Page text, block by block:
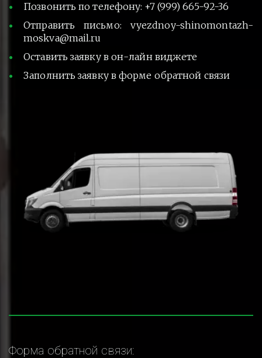
Позвонить по телефону: +7 (999) 665-92-36
Отправить письмо: vyezdnoy-shinomontazh-
moskva@mail.ru
Оставить заявку в он-лайн виджете
Заполнить заявку в форме обратной связи
Форма обратной связи: